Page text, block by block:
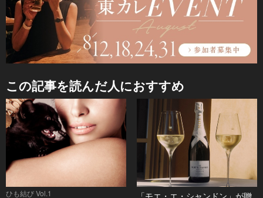
この記事を読んだ人におすすめ
ひも結び Vol.1